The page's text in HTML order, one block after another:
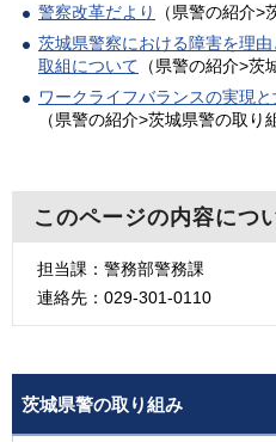
警察改革だより
（県警の紹介>
茨城県警察における障害を理
取組について （県警の紹介>茨
ワークライフバランスの実現
（県警の紹介>茨城県警の取り
このページの内容につ
担当課：警務部警務課
連絡先：029-301-0110
茨城県警の取り組み